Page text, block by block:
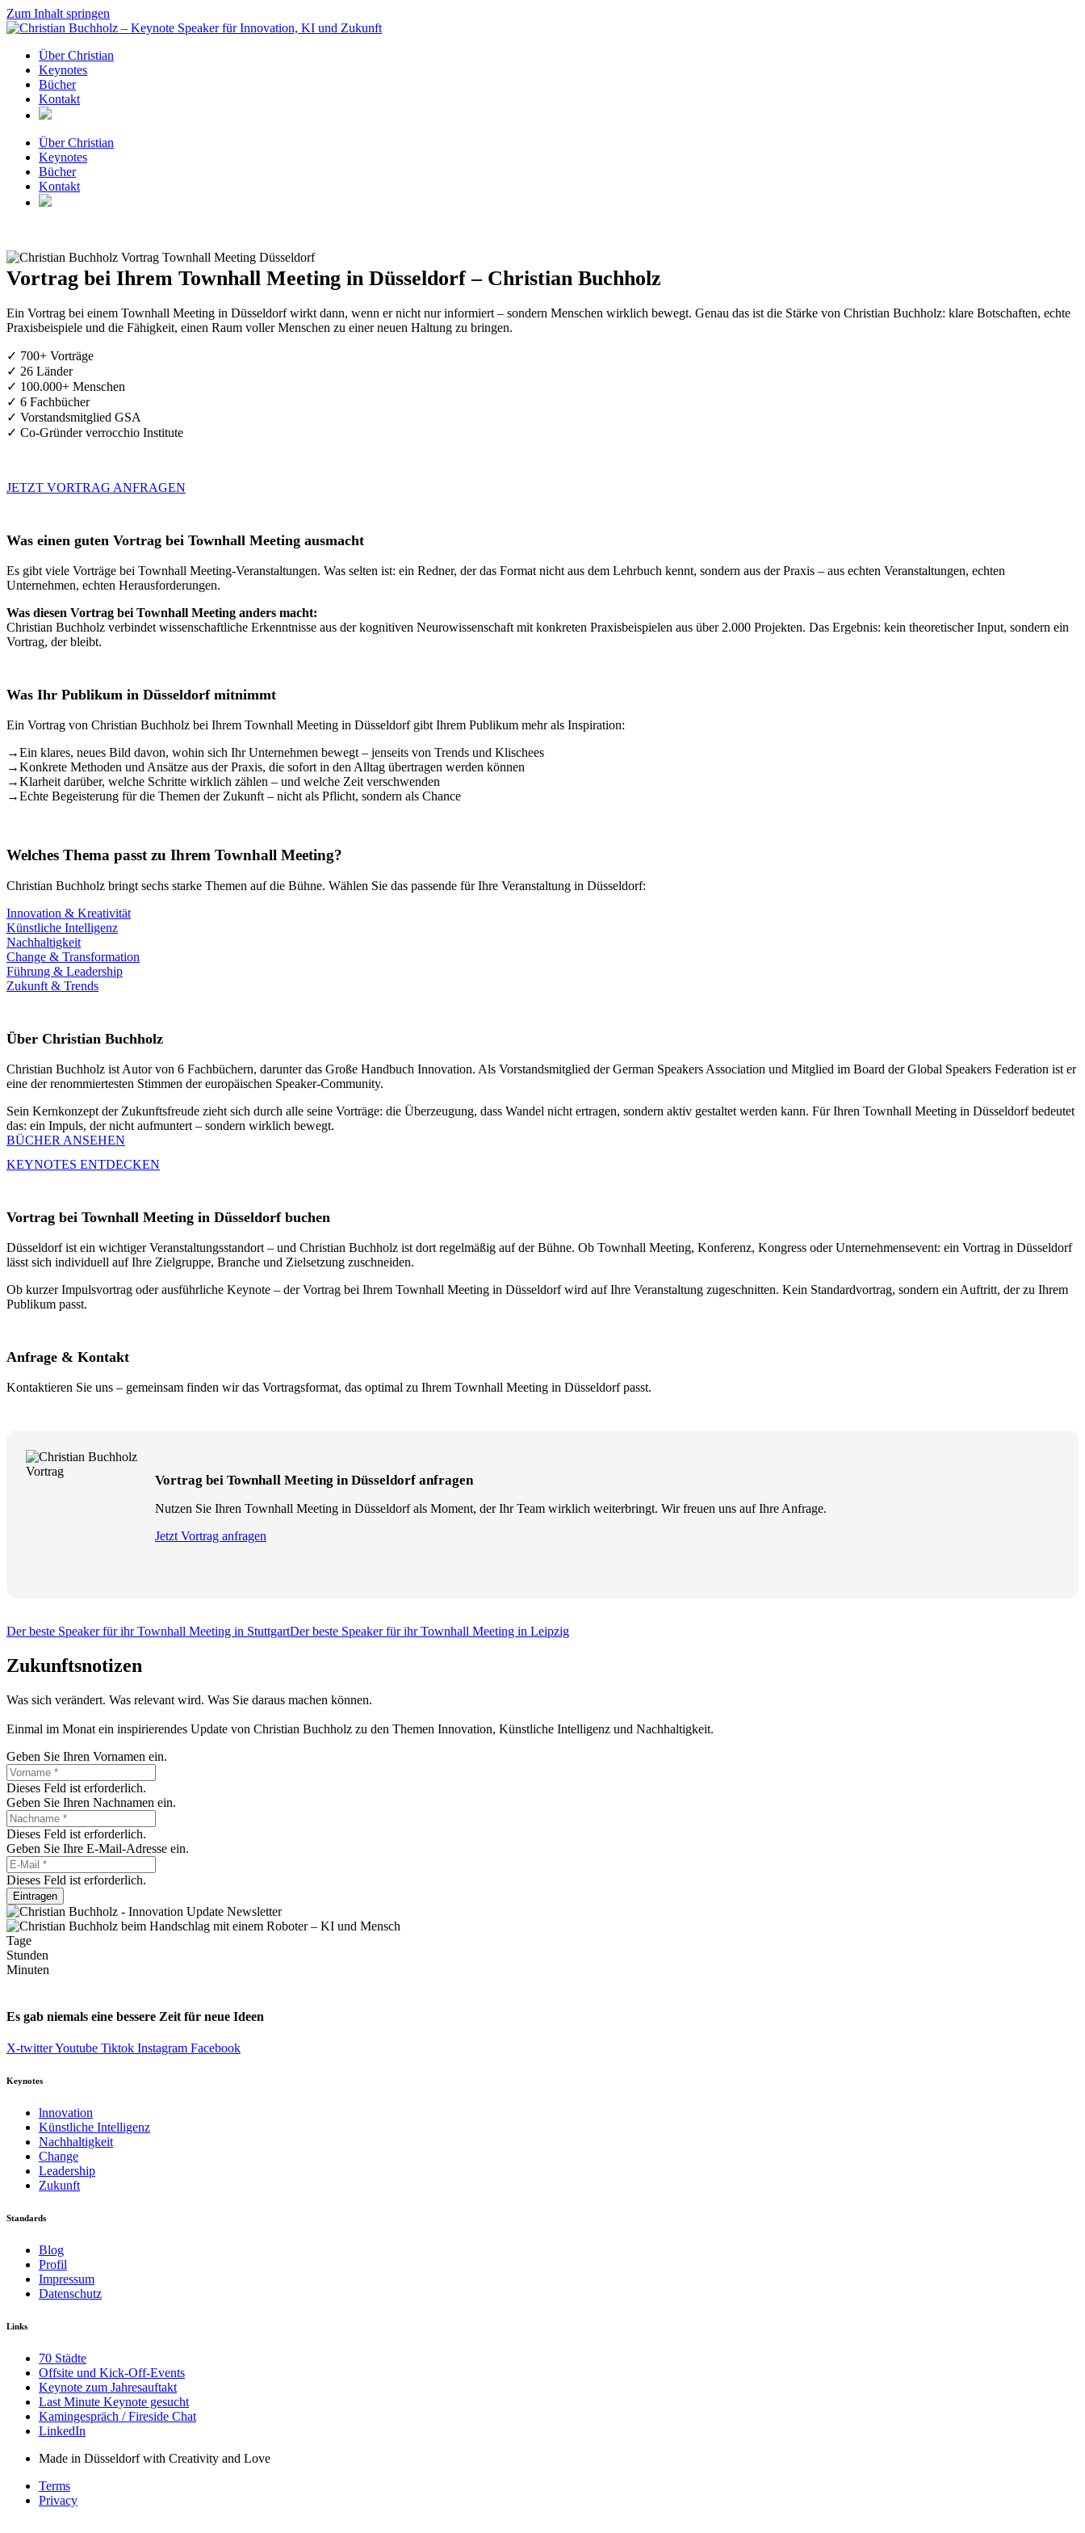
Zum Inhalt springen
Über Christian
Keynotes
Bücher
Kontakt
Über Christian
Keynotes
Bücher
Kontakt
Vortrag bei Ihrem Townhall Meeting in Düsseldorf – Christian Buchholz
Ein Vortrag bei einem Townhall Meeting in Düsseldorf wirkt dann, wenn er nicht nur informiert – sondern Menschen wirklich bewegt. Genau das ist die Stärke von Christian Buchholz: klare Botschaften, echte
Praxisbeispiele und die Fähigkeit, einen Raum voller Menschen zu einer neuen Haltung zu bringen.
✓ 700+ Vorträge
✓ 26 Länder
✓ 100.000+ Menschen
✓ 6 Fachbücher
✓ Vorstandsmitglied GSA
✓ Co-Gründer verrocchio Institute
JETZT VORTRAG ANFRAGEN
Was einen guten Vortrag bei Townhall Meeting ausmacht
Es gibt viele Vorträge bei Townhall Meeting-Veranstaltungen. Was selten ist: ein Redner, der das Format nicht aus dem Lehrbuch kennt, sondern aus der Praxis – aus echten Veranstaltungen, echten
Unternehmen, echten Herausforderungen.
Was diesen Vortrag bei Townhall Meeting anders macht:
Christian Buchholz verbindet wissenschaftliche Erkenntnisse aus der kognitiven Neurowissenschaft mit konkreten Praxisbeispielen aus über 2.000 Projekten. Das Ergebnis: kein theoretischer Input, sondern ein
Vortrag, der bleibt.
Was Ihr Publikum in Düsseldorf mitnimmt
Ein Vortrag von Christian Buchholz bei Ihrem Townhall Meeting in Düsseldorf gibt Ihrem Publikum mehr als Inspiration:
→Ein klares, neues Bild davon, wohin sich Ihr Unternehmen bewegt – jenseits von Trends und Klischees
→Konkrete Methoden und Ansätze aus der Praxis, die sofort in den Alltag übertragen werden können
→Klarheit darüber, welche Schritte wirklich zählen – und welche Zeit verschwenden
→Echte Begeisterung für die Themen der Zukunft – nicht als Pflicht, sondern als Chance
Welches Thema passt zu Ihrem Townhall Meeting?
Christian Buchholz bringt sechs starke Themen auf die Bühne. Wählen Sie das passende für Ihre Veranstaltung in Düsseldorf:
Innovation & Kreativität
Künstliche Intelligenz
Nachhaltigkeit
Change & Transformation
Führung & Leadership
Zukunft & Trends
Über Christian Buchholz
Christian Buchholz ist Autor von 6 Fachbüchern, darunter das Große Handbuch Innovation. Als Vorstandsmitglied der German Speakers Association und Mitglied im Board der Global Speakers Federation ist er
eine der renommiertesten Stimmen der europäischen Speaker-Community.
Sein Kernkonzept der Zukunftsfreude zieht sich durch alle seine Vorträge: die Überzeugung, dass Wandel nicht ertragen, sondern aktiv gestaltet werden kann. Für Ihren Townhall Meeting in Düsseldorf bedeutet
das: ein Impuls, der nicht aufmuntert – sondern wirklich bewegt.
BÜCHER ANSEHEN
KEYNOTES ENTDECKEN
Vortrag bei Townhall Meeting in Düsseldorf buchen
Düsseldorf ist ein wichtiger Veranstaltungsstandort – und Christian Buchholz ist dort regelmäßig auf der Bühne. Ob Townhall Meeting, Konferenz, Kongress oder Unternehmensevent: ein Vortrag in Düsseldorf
lässt sich individuell auf Ihre Zielgruppe, Branche und Zielsetzung zuschneiden.
Ob kurzer Impulsvortrag oder ausführliche Keynote – der Vortrag bei Ihrem Townhall Meeting in Düsseldorf wird auf Ihre Veranstaltung zugeschnitten. Kein Standardvortrag, sondern ein Auftritt, der zu Ihrem
Publikum passt.
Anfrage & Kontakt
Kontaktieren Sie uns – gemeinsam finden wir das Vortragsformat, das optimal zu Ihrem Townhall Meeting in Düsseldorf passt.
Vortrag bei Townhall Meeting in Düsseldorf anfragen
Nutzen Sie Ihren Townhall Meeting in Düsseldorf als Moment, der Ihr Team wirklich weiterbringt. Wir freuen uns auf Ihre Anfrage.
Jetzt Vortrag anfragen
Der beste Speaker für ihr Townhall Meeting in StuttgartDer beste Speaker für ihr Townhall Meeting in Leipzig
Zukunftsnotizen
Was sich verändert. Was relevant wird. Was Sie daraus machen können.
Einmal im Monat ein inspirierendes Update von Christian Buchholz zu den Themen Innovation, Künstliche Intelligenz und Nachhaltigkeit.
Geben Sie Ihren Vornamen ein.
Dieses Feld ist erforderlich.
Geben Sie Ihren Nachnamen ein.
Dieses Feld ist erforderlich.
Geben Sie Ihre E-Mail-Adresse ein.
Dieses Feld ist erforderlich.
Eintragen
Tage
Stunden
Minuten
Es gab niemals eine bessere Zeit für neue Ideen
X-twitterYoutube Tiktok Instagram Facebook
Keynotes
lnnovation
Künstliche Intelligenz
Nachhaltigkeit
Change
Leadership
Zukunft
Standards
Blog
Profil
Impressum
Datenschutz
Links
70 Städte
Offsite und Kick-Off-Events
Keynote zum Jahresauftakt
Last Minute Keynote gesucht
Kamingespräch / Fireside Chat
LinkedIn
Made in Düsseldorf with Creativity and Love
Terms
Privacy